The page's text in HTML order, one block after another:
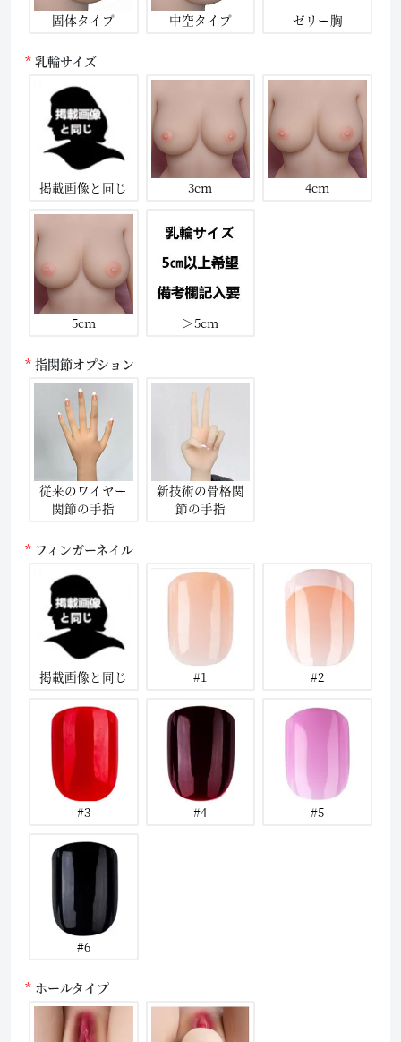
固体タイプ 中空タイプ ゼリー胸
乳輪サイズ
掲載画像と同じ 3cm 4cm
5cm ＞5cm
指関節オプション
従来のワイヤー
関節の手指
新技術の骨格関
節の手指
フィンガーネイル
掲載画像と同じ #1 #2
#3 #4 #5
#6
ホールタイプ